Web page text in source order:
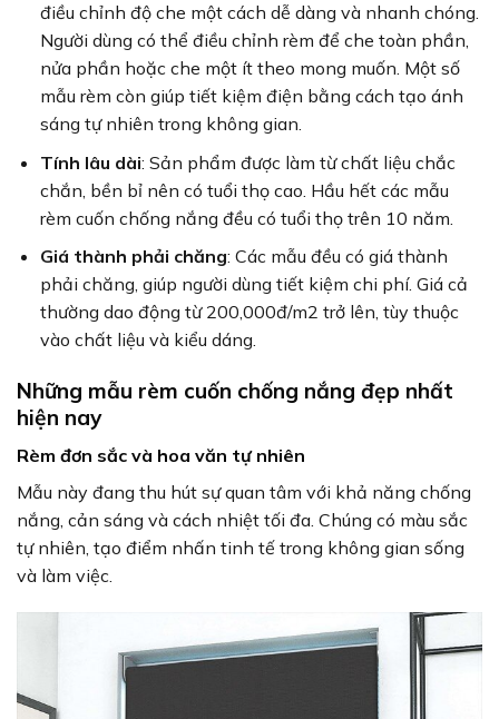
điều chỉnh độ che một cách dễ dàng và nhanh chóng.
Người dùng có thể điều chỉnh rèm để che toàn phần,
nửa phần hoặc che một ít theo mong muốn. Một số
mẫu rèm còn giúp tiết kiệm điện bằng cách tạo ánh
sáng tự nhiên trong không gian.
Tính lâu dài: Sản phẩm được làm từ chất liệu chắc
chắn, bền bỉ nên có tuổi thọ cao. Hầu hết các mẫu
rèm cuốn chống nắng đều có tuổi thọ trên 10 năm.
Giá thành phải chăng: Các mẫu đều có giá thành
phải chăng, giúp người dùng tiết kiệm chi phí. Giá cả
thường dao động từ 200,000đ/m2 trở lên, tùy thuộc
vào chất liệu và kiểu dáng.
Những mẫu rèm cuốn chống nắng đẹp nhất
hiện nay
Rèm đơn sắc và hoa văn tự nhiên
Mẫu này đang thu hút sự quan tâm với khả năng chống
nắng, cản sáng và cách nhiệt tối đa. Chúng có màu sắc
tự nhiên, tạo điểm nhấn tinh tế trong không gian sống
và làm việc.